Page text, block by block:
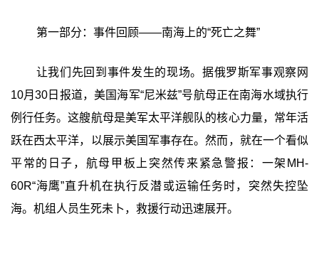
第一部分：事件回顾——南海上的“死亡之舞”
让我们先回到事件发生的现场。据俄罗斯军事观察网
10月30日报道，美国海军“尼米兹”号航母正在南海水域执行
例行任务。这艘航母是美军太平洋舰队的核心力量，常年活
跃在西太平洋，以展示美国军事存在。然而，就在一个看似
平常的日子，航母甲板上突然传来紧急警报：一架MH-
60R“海鹰”直升机在执行反潜或运输任务时，突然失控坠
海。机组人员生死未卜，救援行动迅速展开。